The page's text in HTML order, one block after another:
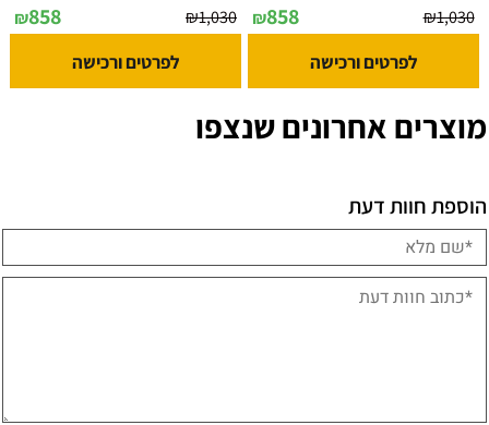
₪1,030
₪858
לפרטים ורכישה
₪1,030
₪858
לפרטים ורכישה
מוצרים אחרונים שנצפו
הוספת חוות דעת